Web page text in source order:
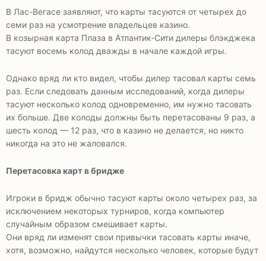
В Лас-Вегасе заявляют, что карты тасуются от четырех до
семи раз на усмотрение владельцев казино.
В козырная карта Плаза в Атлантик-Сити дилеры блэкджека
тасуют восемь колод дважды в начале каждой игры.
Однако вряд ли кто видел, чтобы дилер тасовал карты семь
раз. Если следовать данным исследований, когда дилеры
тасуют несколько колод одновременно, им нужно тасовать
их больше. Две колоды должны быть перетасованы 9 раз, а
шесть колод — 12 раз, что в казино не делается, но никто
никогда на это не жаловался.
Перетасовка карт в бридже
Игроки в бридж обычно тасуют карты около четырех раз, за
исключением некоторых турниров, когда компьютер
случайным образом смешивает карты.
Они вряд ли изменят свои привычки тасовать карты иначе,
хотя, возможно, найдутся несколько человек, которые будут